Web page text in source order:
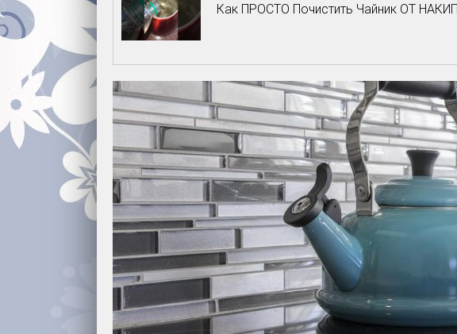
Как ПРОСТО Почистить Чайник ОТ